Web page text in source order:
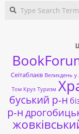
Сеітаблаєв Великдень у
Том Круз Туризм
буський р-н
р-н